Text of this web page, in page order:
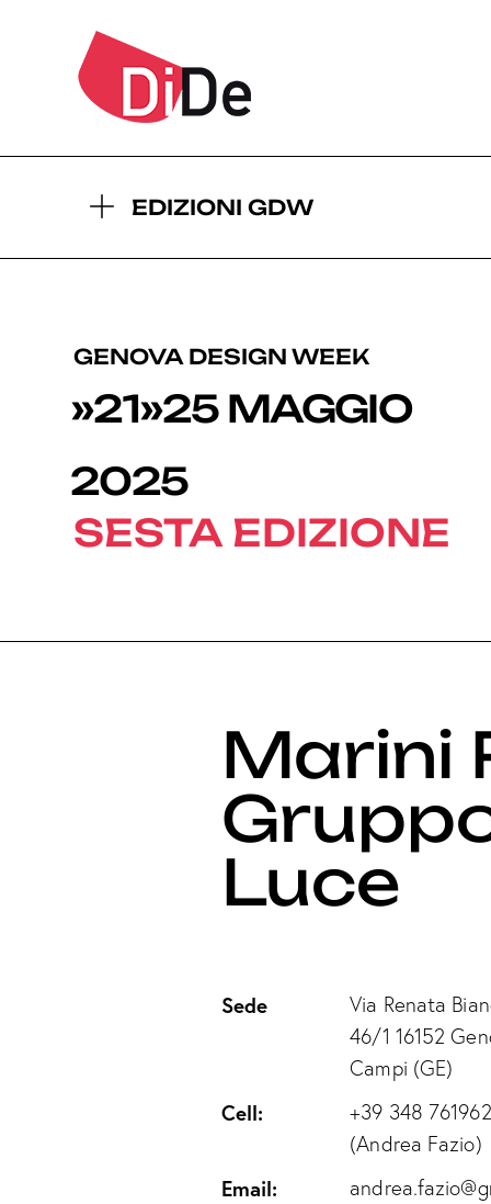
EDIZIONI GDW
GENOVA DESIGN WEEK
»21»25 MAGGIO
2025
SESTA EDIZIONE
Marini
Luce
Sede
Via Renata
46/1 16152
Campi (GE)
Cell:
+39 348
(Andrea Fazio)
Email:
- EDIZIONI GDW: